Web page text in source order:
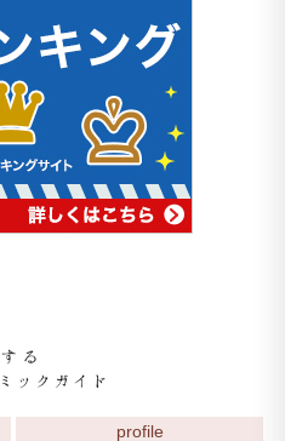
profile